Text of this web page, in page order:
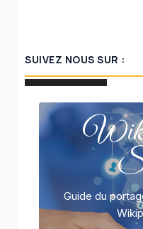
SUIVEZ NOUS SUR :
Guide du